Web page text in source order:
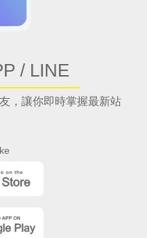
/ LINE
，讓你即時掌握最新站